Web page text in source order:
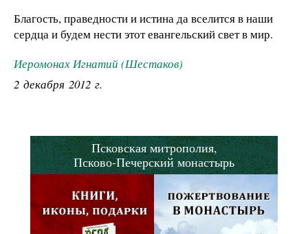
Благость, праведности и истина да вселится в наши
сердца и будем нести этот евангельский свет в мир.
Иеромонах Игнатий (Шестаков)
2 декабря 2012 г.
Псковская митрополия,
Псково-Печерский монастырь